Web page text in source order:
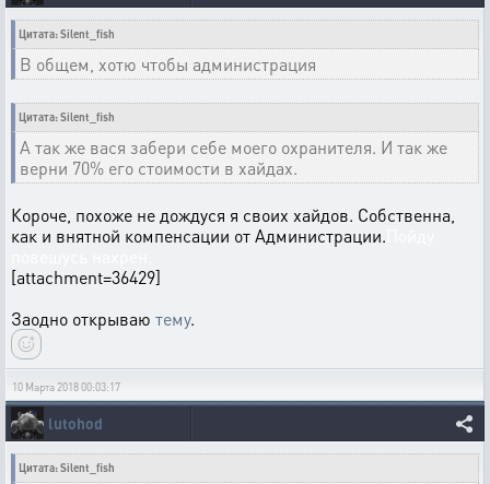
Цитата: Silent_fish
В общем, хотю чтобы администрация
Цитата: Silent_fish
А так же вася забери себе моего охранителя. И так же
верни 70% его стоимости в хайдах.
Короче, похоже не дождуся я своих хайдов. Собственна,
как и внятной компенсации от Администрации.
[attachment=36429]
Заодно открываю тему.
10 Марта 2018 00:03:17
lutohod
Цитата: Silent_fish